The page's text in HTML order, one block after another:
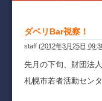
ダベリBar視察！
staff (2012年3月25日
先月の下旬、財団法
札幌市若者活動セン